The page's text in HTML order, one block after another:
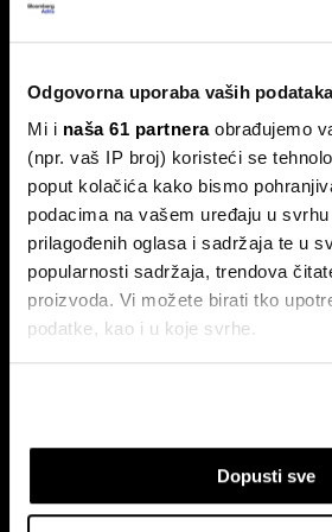
Odgovorna uporaba vaših podataka
Mi i naša 61 partneraobrađujemo
(npr. vaš IP broj) koristeći se
poput kolačića kako bismo
podacima na vašem uređaju u
prilagođenih oglasa i sadržaja te u
popularnosti sadržaja, trendova
proizvoda. Vi možete birati tko
podatke, kao i u koje svrhe.
Prikupljati podatke o vašoj
koji mogu biti precizni do
Prepoznati vaš uređaj tako
skenirati njegove određene
Dopusti sve
Burze usporile, ali
Na Zagrebačkoj burzi smirivanje
protekli mjesec.
burza